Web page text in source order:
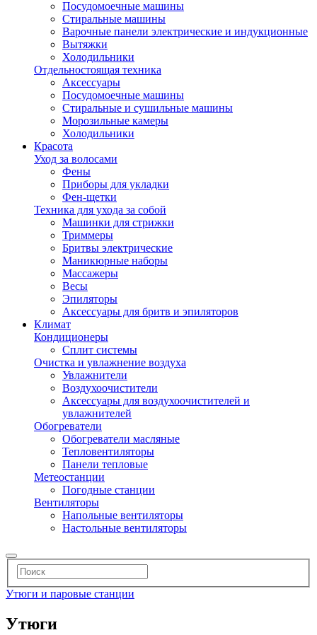
Посудомоечные машины
Стиральные машины
Варочные панели электрические и индукционные
Вытяжки
Холодильники
Отдельностоящая техника
Аксессуары
Посудомоечные машины
Стиральные и сушильные машины
Морозильные камеры
Холодильники
Красота
Уход за волосами
Фены
Приборы для укладки
Фен-щетки
Техника для ухода за собой
Машинки для стрижки
Триммеры
Бритвы электрические
Маникюрные наборы
Массажеры
Весы
Эпиляторы
Аксессуары для бритв и эпиляторов
Климат
Кондиционеры
Сплит системы
Очистка и увлажнение воздуха
Увлажнители
Воздухоочистители
Аксессуары для воздухоочистителей и
увлажнителей
Обогреватели
Обогреватели масляные
Тепловентиляторы
Панели тепловые
Метеостанции
Погодные станции
Вентиляторы
Напольные вентиляторы
Настольные вентиляторы
Утюги и паровые станции
Утюги